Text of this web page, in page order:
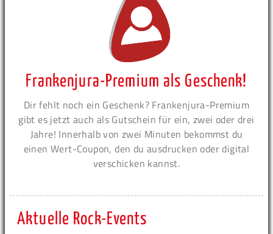
Frankenjura-Premium als Geschenk!
Dir fehlt noch ein Geschenk? Frankenjura-Premium
gibt es jetzt auch als Gutschein für ein, zwei oder drei
Jahre! Innerhalb von zwei Minuten bekommst du
einen Wert-Coupon, den du ausdrucken oder digital
verschicken kannst.
Aktuelle Rock-Events